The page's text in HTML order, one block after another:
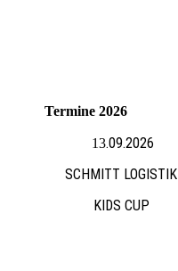
Termine 2026
13.09.2026
SCHMITT LOGISTIK
KIDS CUP